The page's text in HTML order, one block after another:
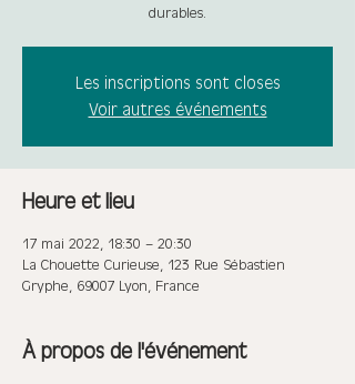
durables.
Les inscriptions sont closes
Voir autres événements
Heure et lieu
17 mai 2022, 18:30 – 20:30
La Chouette Curieuse, 123 Rue Sébastien
Gryphe, 69007 Lyon, France
À propos de l'événement